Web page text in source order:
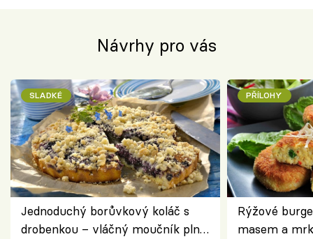
Návrhy pro vás
SLADKÉ
Jednoduchý borůvkový koláč s
drobenkou – vláčný moučník plný
PŘÍLOHY
Rýžové
masem a